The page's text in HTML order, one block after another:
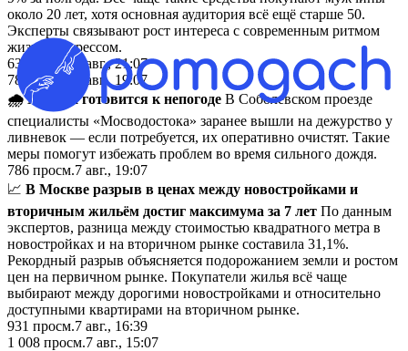
около 20 лет, хотя основная аудитория всё ещё старше 50.
Эксперты связывают рост интереса с современным ритмом
жизни и стрессом.
631
просм. 7 авг., 21:07
783
просм.
7 авг., 19:07
🌧 Москва готовится к непогоде В Соболевском проезде
специалисты «Мосводостока» заранее вышли на дежурство у
ливневок — если потребуется, их оперативно очистят. Такие
меры помогут избежать проблем во время сильного дождя.
786 просм.7 авг., 19:07
📈 В Москве разрыв в ценах между новостройками и
вторичным жильём достиг максимума за 7 лет По данным
экспертов, разница между стоимостью квадратного метра в
новостройках и на вторичном рынке составила 31,1%.
Рекордный разрыв объясняется подорожанием земли и ростом
цен на первичном рынке. Покупатели жилья всё чаще
выбирают между дорогими новостройками и относительно
доступными квартирами на вторичном рынке.
931 просм.7 авг., 16:39
1 008 просм.7 авг., 15:07